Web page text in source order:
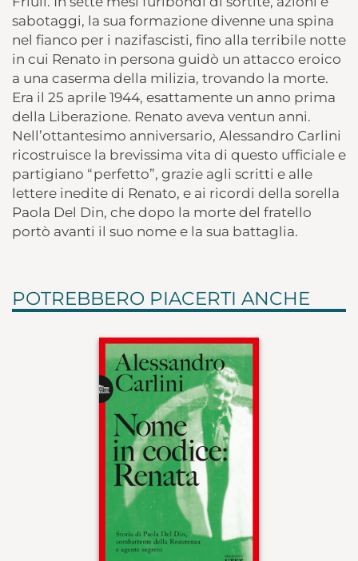
sabotaggi, la sua formazione divenne una spina
nel fianco per i nazifascisti, fino alla terribile notte
in cui Renato in persona guidò un attacco eroico
a una caserma della milizia, trovando la morte.
Era il 25 aprile 1944, esattamente un anno prima
della Liberazione. Renato aveva ventun anni.
Nell’ottantesimo anniversario, Alessandro Carlini
ricostruisce la brevissima vita di questo ufficiale e
partigiano “perfetto”, grazie agli scritti e alle
lettere inedite di Renato, e ai ricordi della sorella
Paola Del Din, che dopo la morte del fratello
portò avanti il suo nome e la sua battaglia.
POTREBBERO PIACERTI ANCHE